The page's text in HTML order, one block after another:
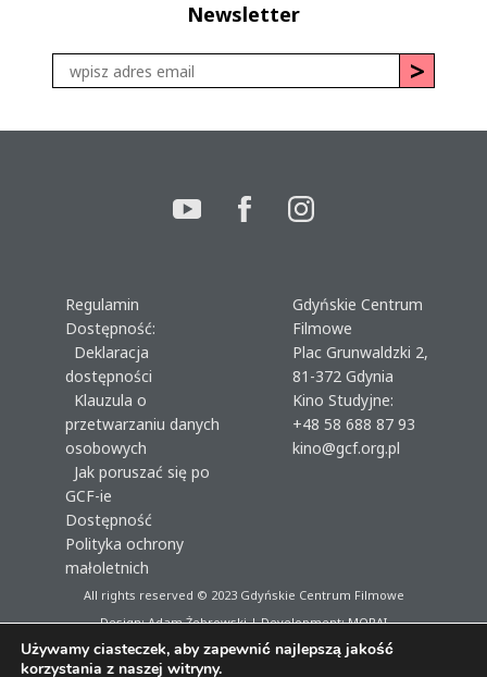
Newsletter
Regulamin
Dostępność:
Deklaracja
dostępności
Klauzula o
przetwarzaniu danych
osobowych
Jak poruszać się po
GCF-ie
Dostępność
Polityka ochrony
małoletnich
Gdyńskie Centrum
Filmowe
Plac Grunwaldzki 2,
81-372 Gdynia
Kino Studyjne:
+48 58 688 87 93
kino@gcf.org.pl
All rights reserved © 2023Gdyńskie Centrum Filmowe
Design: Adam Żebrowski | Development:MORAI
Używamy ciasteczek, aby zapewnić najlepszą jakość
korzystania z naszej witryny.